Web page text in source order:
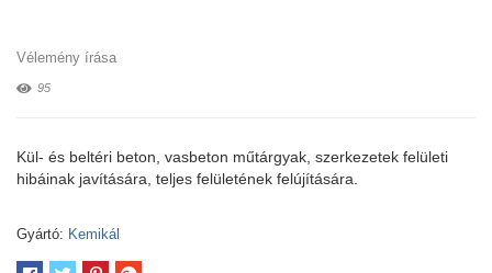
Vélemény írása
95
Kül- és beltéri beton, vasbeton műtárgyak, szerkezetek felületi
hibáinak javítására, teljes felületének felújítására.
Gyártó: Kemikál